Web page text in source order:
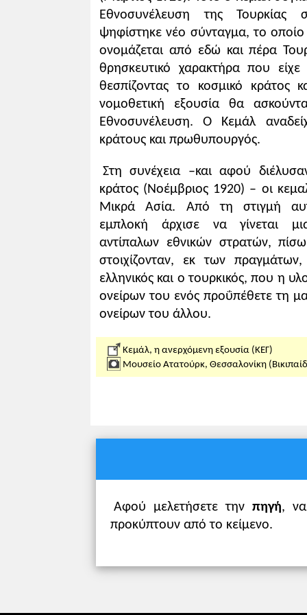
2. Ο Κεμάλ Ατατούρκ κηρύττει την
Κύριοι, τις πρώτες ημέρες των
που επικρατούσε και για τις
αυτές ήταν ότι η Τουρκία θα έπρεπε
Όλοι γνωρίζετε ότι κατά την
Εγώ προσωπικά είχα βγάλει το
Η Ιστορία δεν έχει να δώσει
συνένωσης όλων των Τούρκων. [...] Η
μπορεί να εφαρμοστεί και είναι
εθνικά μας όρια να στηριζόμαστε
πρόοδο και την ευημερία του
πραγματοποίηση επιθυμιών που
αμοιβαία φιλία και την
Εθνοσυνέλευση της Τουρκίας
ψηφίστηκε νέο σύνταγμα, το
ονομάζεται από εδώ και πέρα
θρησκευτικό χαρακτήρα που
θεσπίζοντας το κοσμικό κράτος
νομοθετική εξουσία θα
Εθνοσυνέλευση. Ο Κεμάλ
κράτους και πρωθυπουργός.
Στη συνέχεια –και αφού
κράτος (Νοέμβριος 1920) – οι
Μικρά Ασία. Από τη στιγμή
εμπλοκή άρχισε να γίνεται
αντίπαλων εθνικών στρατών,
στοιχίζονταν, εκ των
ελληνικός και ο τουρκικός, που η
ονείρων του ενός προΰπέθετε τη
ονείρων του άλλου.
Κεμάλ, η ανερχόμενη εξουσία (ΚΕΓ)
Μουσείο Ατατούρκ, Θεσσαλονίκη
Αφού μελετήσετε την πηγή, να
προκύπτουν από το κείμενο.